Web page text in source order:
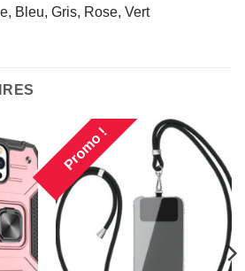
Bleu, Gris, Rose, Vert
Promo !